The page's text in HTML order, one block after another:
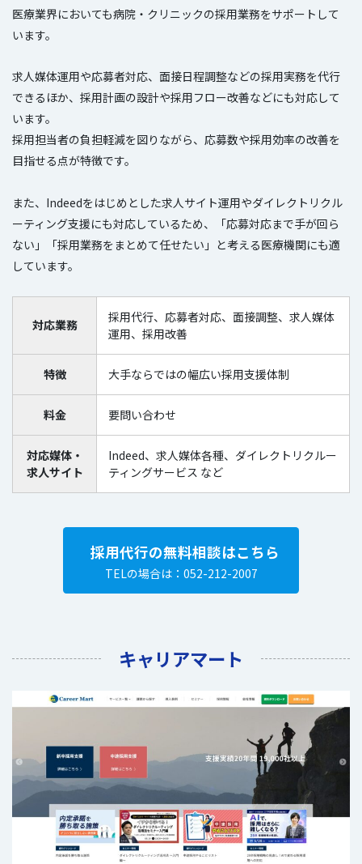
医療業界においても病院・クリニックの採用業務をサポートして
います。
求人媒体運用や応募者対応、面接日程調整などの採用実務を代行
できるほか、採用計画の設計や採用フロー改善などにも対応して
います。
採用担当者の負担軽減を図りながら、応募数や採用効率の改善を
目指せる点が特徴です。
また、Indeedをはじめとした求人サイト運用やダイレクトリクル
ーティング支援にも対応しているため、「応募対応まで手が回ら
ない」「採用業務をまとめて任せたい」と考える医療機関にも適
しています。
対応業務
採用代行、応募者対応、面接調整、求人媒体
運用、採用改善
特徴 大手ならではの幅広い採用支援体制
料金 要問い合わせ
対応媒体・
求人サイト
Indeed、求人媒体各種、ダイレクトリクルー
ティングサービス など
採用代行の無料相談はこちら
TELの場合は：052-212-2007
キャリアマート